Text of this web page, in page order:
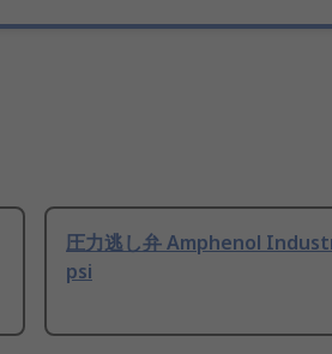
圧力逃し弁 Amphenol
psi